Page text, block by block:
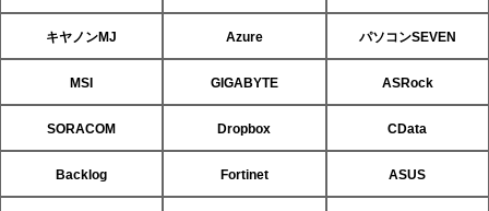
キヤノンMJ Azure パソコンSEVEN
MSI GIGABYTE ASRock
SORACOM Dropbox CData
Backlog Fortinet ASUS